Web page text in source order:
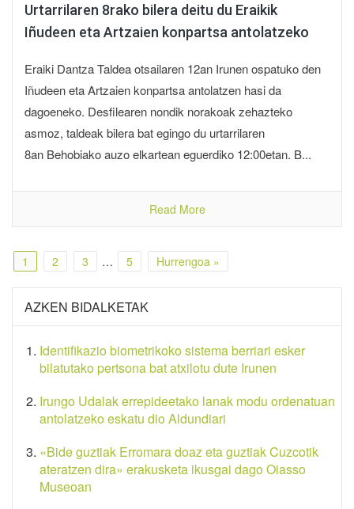
Urtarrilaren 8rako bilera deitu du Eraikik
Iñudeen eta Artzaien konpartsa antolatzeko
Eraiki Dantza Taldea otsailaren 12an Irunen ospatuko den
Iñudeen eta Artzaien konpartsa antolatzen hasi da
dagoeneko. Desfilearen nondik norakoak zehazteko
asmoz, taldeak bilera bat egingo du urtarrilaren
8an Behobiako auzo elkartean eguerdiko 12:00etan. B...
Read More
1 2 3 … 5 Hurrengoa »
AZKEN BIDALKETAK
Identifikazio biometrikoko sistema berriari esker
bilatutako pertsona bat atxilotu dute Irunen
Irungo Udalak errepideetako lanak modu ordenatuan
antolatzeko eskatu dio Aldundiari
«Bide guztiak Erromara doaz eta guztiak Cuzcotik
ateratzen dira» erakusketa ikusgai dago Oiasso
Museoan